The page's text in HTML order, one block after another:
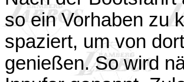
so ein Vorhaben zu
spaziert, um von
genießen. So wird